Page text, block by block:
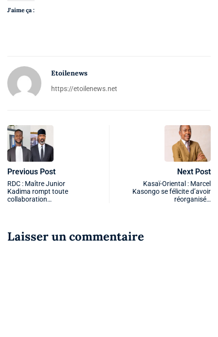
J’aime ça :
Etoilenews
https://etoilenews.net
Previous Post
RDC : Maître Junior
Kadima rompt toute
collaboration…
Next Post
Kasaï-Oriental : Marcel
Kasongo se félicite d’avoir
réorganisé…
Laisser un commentaire